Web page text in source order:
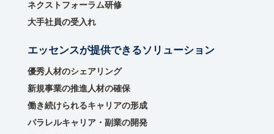
ネクストフォーラム研修
大手社員の受入れ
エッセンスが提供できるソリューション
優秀⼈材のシェアリング
新規事業の推進⼈材の確保
働き続けられるキャリアの形成
パラレルキャリア・副業の開発